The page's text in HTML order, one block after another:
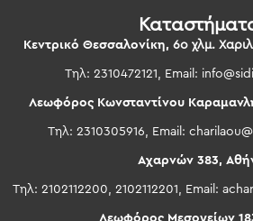
Κεντρικό Θεσσαλονίκη, 6ο χλμ.
Τηλ: 2310472121, Email:
Λεωφόρος Κωνσταντίνου
Τηλ: 2310305916, Email:
Αχαρνών 383,
Τηλ: 2102112200, 2102112201, Email:
Λεωφόρος Μεσογείων